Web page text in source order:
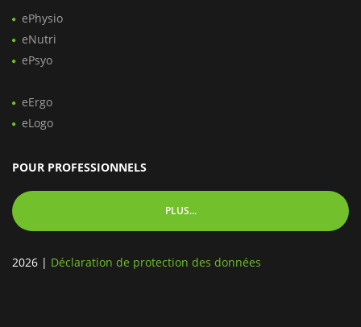
ePhysio
eNutri
ePsyo
eErgo
eLogo
POUR PROFESSIONNELS
PLUS...
2026 | Déclaration de protection des données